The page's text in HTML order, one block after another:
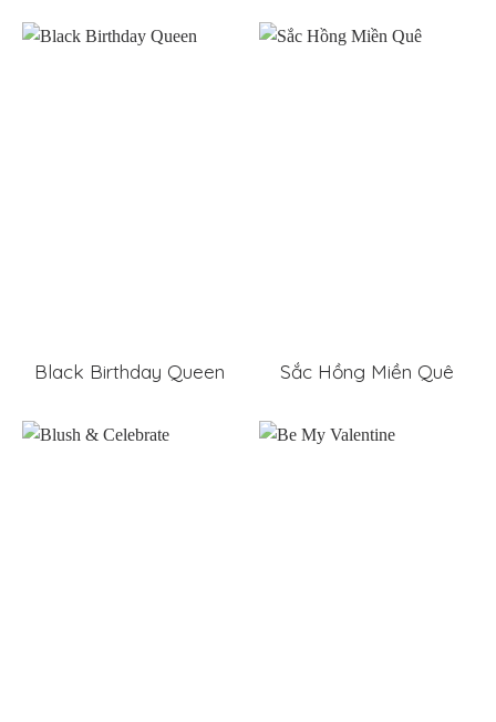
Black Birthday Queen Sắc Hồng Miền Quê